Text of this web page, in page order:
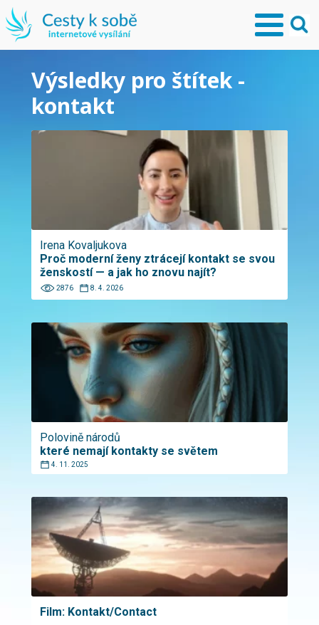
Výsledky pro štítek -
kontakt
Irena Kovaljukova
Proč moderní ženy ztrácejí kontakt se svou
ženskostí — a jak ho znovu najít?
2876 8. 4. 2026
Polovině národů
které nemají kontakty se světem
4. 11. 2025
Film: Kontakt/Contact